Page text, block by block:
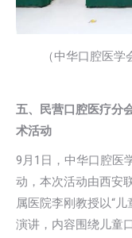
（中华口腔医
五、民营口腔医疗分
术活动
9月1日，中华口腔医
动，本次活动由西安
属医院李刚教授以“
演讲，内容围绕儿童